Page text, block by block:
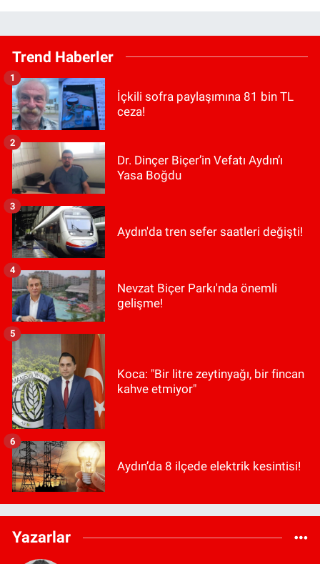
Trend Haberler
İçkili sofra paylaşımına 81 bin TL
ceza!
1
Dr. Dinçer Biçer’in Vefatı Aydın’ı
Yasa Boğdu
2
Aydın'da tren sefer saatleri değişti!
3
Nevzat Biçer Parkı'nda önemli
gelişme!
4
Koca: "Bir litre zeytinyağı, bir fincan
kahve etmiyor"
5
Aydın’da 8 ilçede elektrik kesintisi!
6
Yazarlar